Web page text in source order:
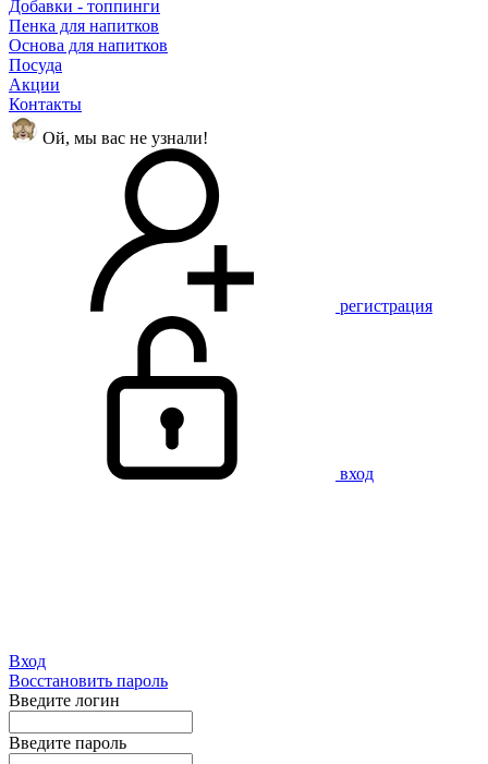
Добавки - топпинги
Пенка для напитков
Основа для напитков
Посуда
Акции
Контакты
Ой, мы вас не узнали!
регистрация
вход
Вход
Восстановить пароль
Введите логин
Введите пароль